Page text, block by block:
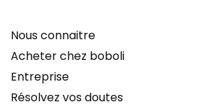
Nous connaitre
Acheter chez boboli
Entreprise
Résolvez vos doutes